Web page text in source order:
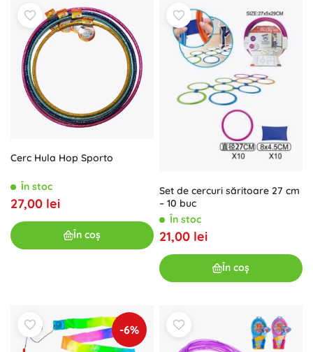
Cerc Hula Hop Sporto
În stoc
27,00 lei
În coș
Set de cercuri săritoare 27 cm
– 10 buc
În stoc
21,00 lei
În coș
-6%